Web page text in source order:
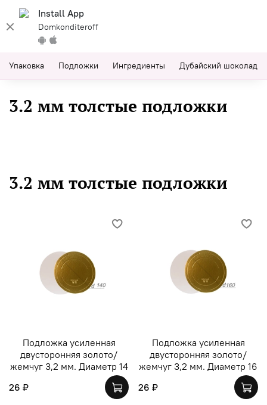
Install App
Domkonditeroff
Упаковка Подложки Ингредиенты Дубайский шоколад
3.2 мм толстые подложки
3.2 мм толстые подложки
Подложка усиленная
двусторонняя золото/
жемчуг 3,2 мм. Диаметр 14
26 ₽
Подложка усиленная
двусторонняя золото/
жемчуг 3,2 мм. Диаметр 16
26 ₽